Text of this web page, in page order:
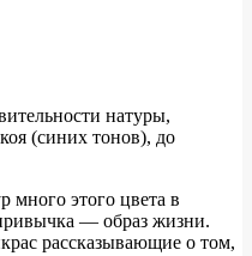
натуры,
(синих тонов), до
много этого цвета в
— образ жизни.
рассказывающие о том,